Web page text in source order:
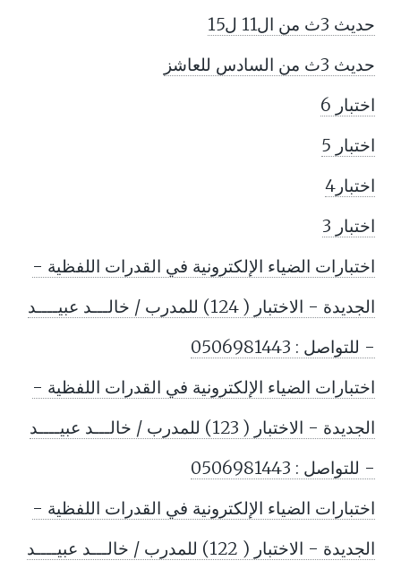
حديث 3ث من ال11 ل15
حديث 3ث من السادس للعاشز
اختبار 6
اختبار 5
اختبار4
اختبار 3
اختبارات الضياء الإلكترونية في القدرات اللفظية -
الجديدة - الاختبار ( 124) للمدرب / خالـــد عبيــــد
- للتواصل : 0506981443
اختبارات الضياء الإلكترونية في القدرات اللفظية -
الجديدة - الاختبار ( 123) للمدرب / خالـــد عبيــــد
- للتواصل : 0506981443
اختبارات الضياء الإلكترونية في القدرات اللفظية -
الجديدة - الاختبار ( 122) للمدرب / خالـــد عبيــــد